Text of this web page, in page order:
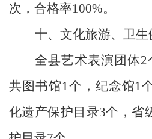
次，合格率100%。
十、文化旅游、卫
全县艺术表演团体2
共图书馆1 个，纪念馆1
化遗产保护目录3个，省